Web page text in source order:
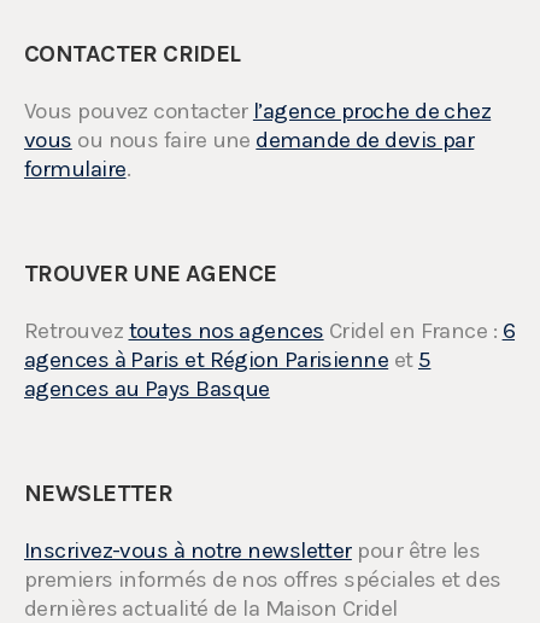
CONTACTER CRIDEL
Vous pouvez contacter l’agence proche de chez
vous ou nous faire une demande de devis par
formulaire.
TROUVER UNE AGENCE
Retrouvez toutes nos agences Cridel en France : 6
agences à Paris et Région Parisienne et 5
agences au Pays Basque
NEWSLETTER
Inscrivez-vous à notre newsletterpour être les
premiers informés de nos offres spéciales et des
dernières actualité de la Maison Cridel